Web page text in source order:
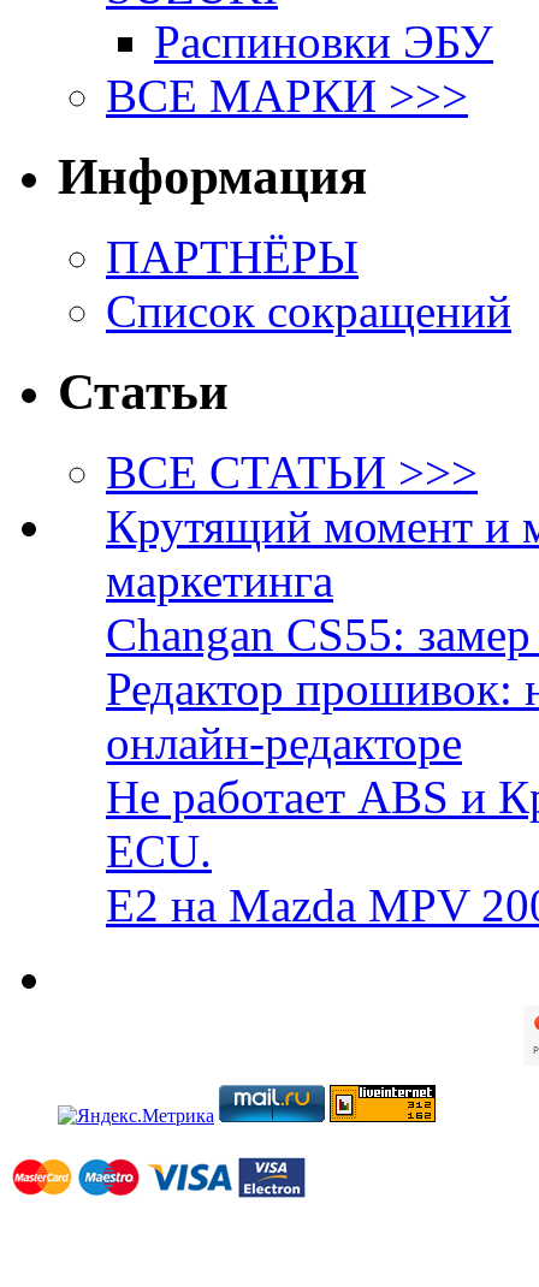
Распиновки ЭБУ
ВСЕ МАРКИ >>>
Информация
ПАРТНЁРЫ
Список сокращений
Статьи
ВСЕ СТАТЬИ >>>
Крутящий момент и
маркетинга
Changan CS55:
Редактор прошивок:
онлайн-редакторе
Не работает ABS и
ECU.
E2 на Mazda MPV